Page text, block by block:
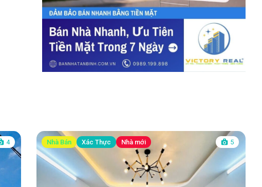
4 Nhà Bán Xác Thực Nhà mới 5